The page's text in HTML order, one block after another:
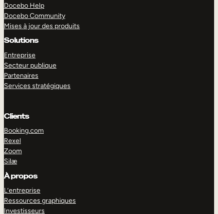
Docebo Help
Docebo Community
Mises à jour des produits
Solutions
Entreprise
Secteur publique
Partenaires
Services stratégiques
Clients
Booking.com
Rexel
Zoom
Silæ
À propos
L’entreprise
Ressources graphiques
Investisseurs